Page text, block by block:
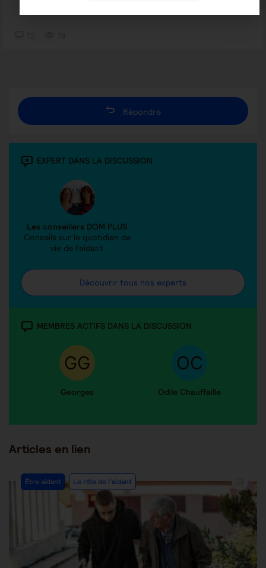
Répondre
EXPERT DANS LA DISCUSSION
Les conseillers DOM PLUS
Conseils sur le quotidien de
vie de l'aidant
Découvrir tous nos experts
MEMBRES ACTIFS DANS LA DISCUSSION
Georges Odile Chauffaille
Articles en lien
Être aidant Le rôle de l'aidant